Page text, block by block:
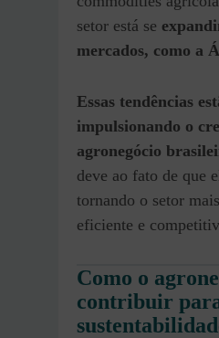
setor está se
mercados, como a
Essas tendências
impulsionando o
agronegócio
deve ao fato de que
tornando o setor
eficiente e
Como o
contribuir